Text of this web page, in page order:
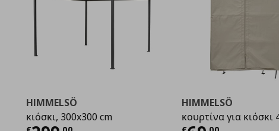
HIMMELSÖ
κιόσκι, 300x300 cm
HIMMELSÖ
κουρτίνα για κιόσκι